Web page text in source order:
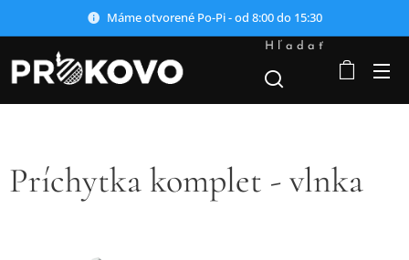
Máme otvorené Po-Pi - od 8:00 do 15:30
Hľadať
Príchytka komplet - vlnka